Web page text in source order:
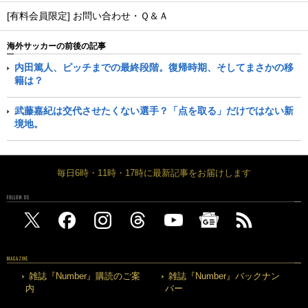
[有料会員限定] お問い合わせ・Ｑ＆Ａ
海外サッカーの前後の記事
内田篤人、ピッチまでの最終段階。復帰時期、そしてまさかの移
籍は？
武藤嘉紀は交代させたくない選手？「点を取る」だけではない新
境地。
毎日6時・11時・17時に最新記事をお届けします
FOLLOW US
MAGAZINE
雑誌『Number』購読のご案
内
雑誌『Number』バックナン
バー